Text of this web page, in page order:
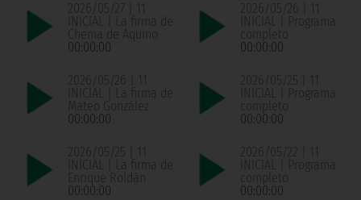
2026/05/27 | 11
INICIAL | La firma de
Chema de Aquino
00:00:00
2026/05/26 | 11
INICIAL | Programa
completo
00:00:00
2026/05/26 | 11
INICIAL | La firma de
Mateo González
00:00:00
2026/05/25 | 11
INICIAL | Programa
completo
00:00:00
2026/05/25 | 11
INICIAL | La firma de
Enrique Roldán
00:00:00
2026/05/22 | 11
INICIAL | Programa
completo
00:00:00